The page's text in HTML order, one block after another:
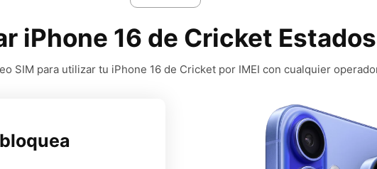
iPhone 16 de Cricket
SIM para utilizar tu iPhone 16 de Cricket por IMEI con cualquier